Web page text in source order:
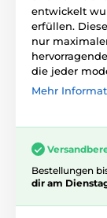
entwickelt
erfüllen.
nur
die jeder
Mehr
Bestellungen
dir am Dienstag